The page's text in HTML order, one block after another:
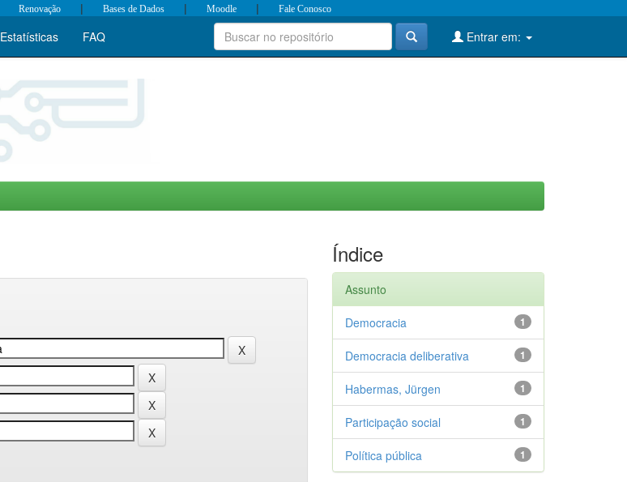
Renovação | Bases de Dados | Moodle | Fale Conosco
Estatísticas FAQ Entrar em:
Índice
Assunto
1
Democracia
1
Democracia deliberativa
1
Habermas, Jürgen
1
Participação social
1
Política pública